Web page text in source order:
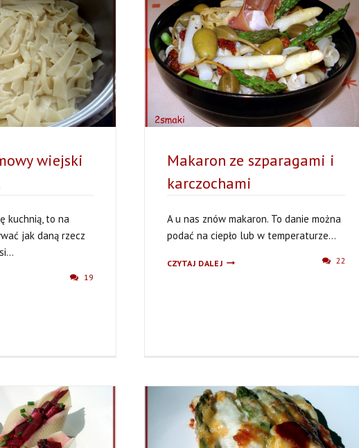
KOPERKOWYM,
Z
ORZESZKAMI
PINIOWYMI
19
wiejski
kuchnią, to na
jak daną rzecz
22
Makaron ze szparagami i
karczochami
A u nas znów makaron. To danie można
podać na ciepło lub w temperaturze...
CZYTAJ DALEJMAKARON